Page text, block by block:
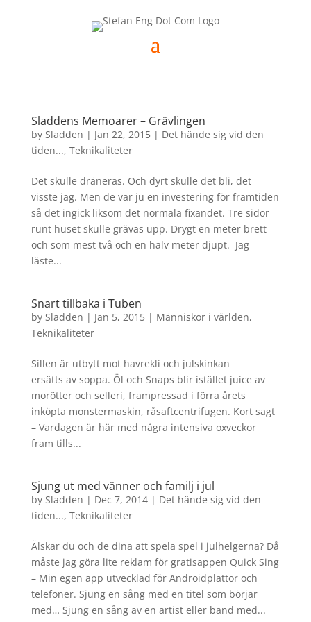
Sladdens Memoarer – Grävlingen
by Sladden | Jan 22, 2015| Det hände sig vid den
tiden..., Teknikaliteter
Det skulle dräneras. Och dyrt skulle det bli, det
visste jag. Men de var ju en investering för framtiden
så det ingick liksom det normala fixandet. Tre sidor
runt huset skulle grävas upp. Drygt en meter brett
och som mest två och en halv meter djupt. Jag
läste...
Snart tillbaka i Tuben
by Sladden | Jan 5, 2015| Människor i världen,
Teknikaliteter
Sillen är utbytt mot havrekli och julskinkan
ersätts av soppa. Öl och Snaps blir istället juice av
morötter och selleri, frampressad i förra årets
inköpta monstermaskin, råsaftcentrifugen. Kort sagt
– Vardagen är här med några intensiva oxveckor
fram tills...
Sjung ut med vänner och familj i jul
by Sladden | Dec 7, 2014| Det hände sig vid den
tiden..., Teknikaliteter
Älskar du och de dina att spela spel i julhelgerna? Då
måste jag göra lite reklam för gratisappen Quick Sing
– Min egen app utvecklad för Androidplattor och
telefoner. Sjung en sång med en titel som börjar
med… Sjung en sång av en artist eller band med...